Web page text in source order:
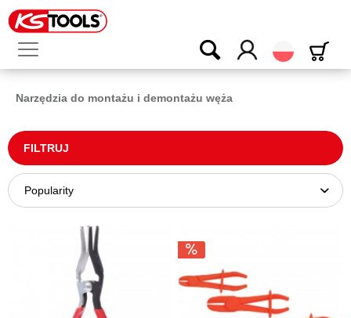
Polski
Narzędzia do montażu i demontażu węża
FILTRUJ